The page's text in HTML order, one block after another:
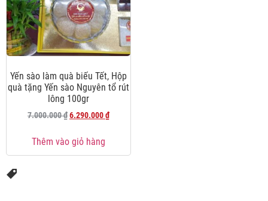
Yến sào làm quà biếu Tết, Hộp
quà tặng Yến sào Nguyên tổ rút
lông 100gr
7.000.000₫6.290.000₫
Thêm vào giỏ hàng